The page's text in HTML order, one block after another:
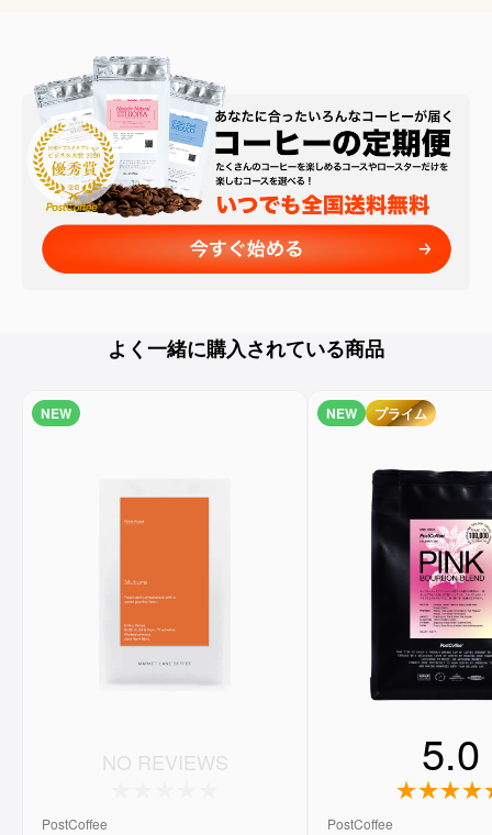
よく一緒に購入されている商品
NEW
NO REVIEWS
PostCoffee
NEW プライム
5.0
PostCoffee